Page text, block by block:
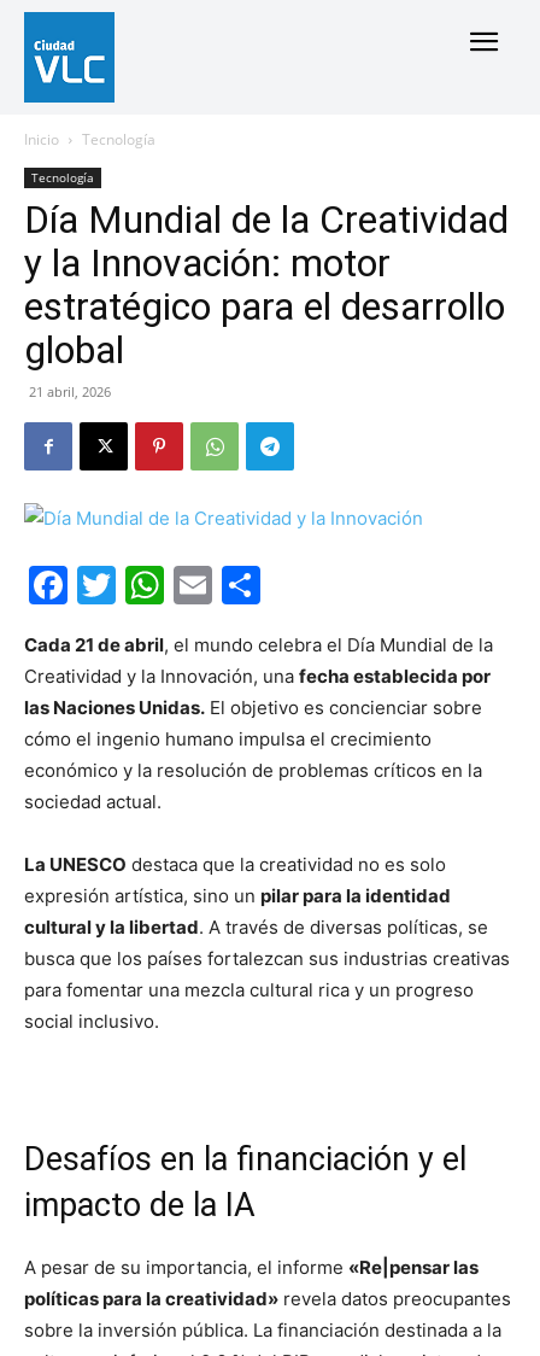
Inicio Tecnología
Tecnología
Día Mundial de la Creatividad
y la Innovación: motor
estratégico para el desarrollo
global
21 abril, 2026
Facebook
Twitter
WhatsApp
Email
Cada 21 de abril, el mundo celebra el Día Mundial de la
Creatividad y la Innovación, una fecha establecida por
las Naciones Unidas. El objetivo es concienciar sobre
cómo el ingenio humano impulsa el crecimiento
económico y la resolución de problemas críticos en la
sociedad actual.
La UNESCO destaca que la creatividad no es solo
expresión artística, sino un pilar para la identidad
cultural y la libertad. A través de diversas políticas, se
busca que los países fortalezcan sus industrias creativas
para fomentar una mezcla cultural rica y un progreso
social inclusivo.
Desafíos en la financiación y el
impacto de la IA
A pesar de su importancia, el informe «Re|pensar las
políticas para la creatividad» revela datos preocupantes
sobre la inversión pública. La financiación destinada a la